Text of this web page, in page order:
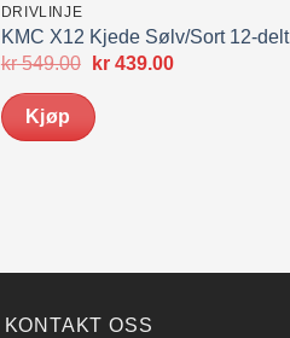
DRIVLINJE
KMC X12 Kjede Sølv/Sort 12-delt
kr549.00
Opprinnelig
var:
kr 549.00.
kr439.00Nåværende
Kjøp
KONTAKT OSS